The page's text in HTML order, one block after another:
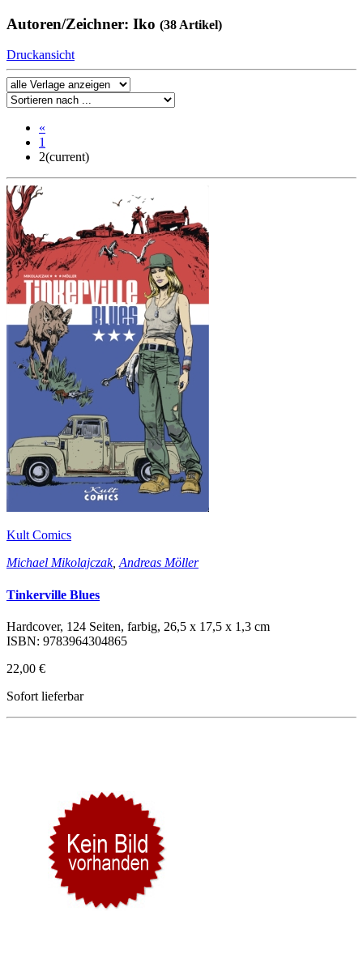
Autoren/Zeichner: Iko (38 Artikel)
Druckansicht
«
1
2(current)
Kult Comics
Michael Mikolajczak,Andreas Möller
Tinkerville Blues
Hardcover, 124 Seiten, farbig, 26,5 x 17,5 x 1,3 cm
ISBN: 9783964304865
22,00 €
Sofort lieferbar